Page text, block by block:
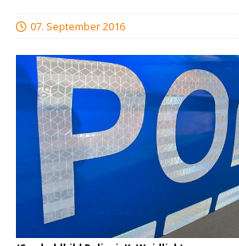
07. September 2016